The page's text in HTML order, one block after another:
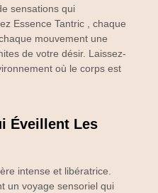
sensations qui
Essence Tantric , chaque
mouvement une
de votre désir. Laissez-
où le corps est
Éveillent Les
intense et libératrice.
un voyage sensoriel qui